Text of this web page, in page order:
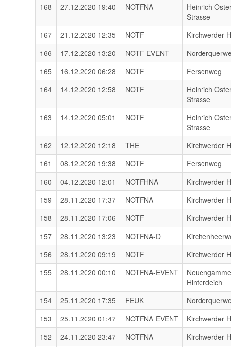
168
27.12.2020 19:40 NOTFNA
Heinrich
Strasse
167 21.12.2020 12:35 NOTF Kirchwerder
166
17.12.2020 13:20 NOTF-EVENT
165
16.12.2020 06:28 NOTF Fersenweg
164
14.12.2020 12:58 NOTF
Heinrich
Strasse
163 14.12.2020 05:01 NOTF
Heinrich
Strasse
162 12.12.2020 12:18 THE Kirchwerder
161
08.12.2020 19:38 NOTF Fersenweg
160
04.12.2020 12:01 NOTFHNA Kirchwerder
159
28.11.2020 17:37 NOTFNA Kirchwerder
158
28.11.2020 17:06 NOTF Kirchwerder
157
28.11.2020 13:23 NOTFNA-D
156
28.11.2020 09:19 NOTF Kirchwerder
155
28.11.2020 00:10 NOTFNA-EVENT
Hinterdeich
154 25.11.2020 17:35 FEUK
153
25.11.2020 01:47 NOTFNA-EVENT Kirchwerder
152
24.11.2020 23:47 NOTFNA Kirchwerder